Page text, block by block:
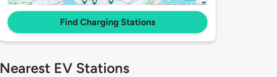
Find Charging Stations
Nearest EV Stations